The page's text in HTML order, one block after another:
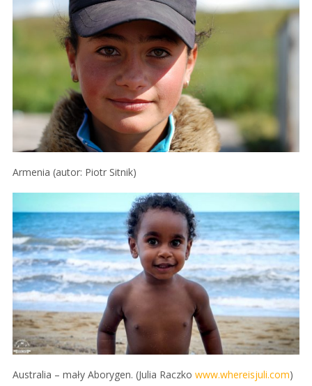
Armenia (autor: Piotr Sitnik)
Australia – mały Aborygen. (Julia Raczko www.whereisjuli.com)